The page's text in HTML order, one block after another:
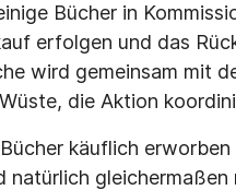
Bücher in
erfolgen und das
wird gemeinsam mit
die Aktion
käuflich
natürlich